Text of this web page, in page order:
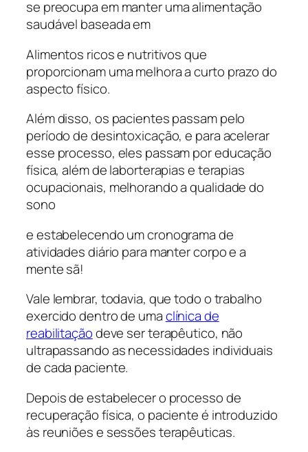
se preocupa em manter uma alimentação
saudável baseada em
Alimentos ricos e nutritivos que
proporcionam uma melhora a curto prazo do
aspecto físico.
Além disso, os pacientes passam pelo
período de desintoxicação, e para acelerar
esse processo, eles passam por educação
física, além de laborterapias e terapias
ocupacionais, melhorando a qualidade do
sono
e estabelecendo um cronograma de
atividades diário para manter corpo e a
mente sã!
Vale lembrar, todavia, que todo o trabalho
exercido dentro de umaclínica de
reabilitaçãodeve ser terapêutico, não
ultrapassando as necessidades individuais
de cada paciente.
Depois de estabelecer o processo de
recuperação física, o paciente é introduzido
às reuniões e sessões terapêuticas.